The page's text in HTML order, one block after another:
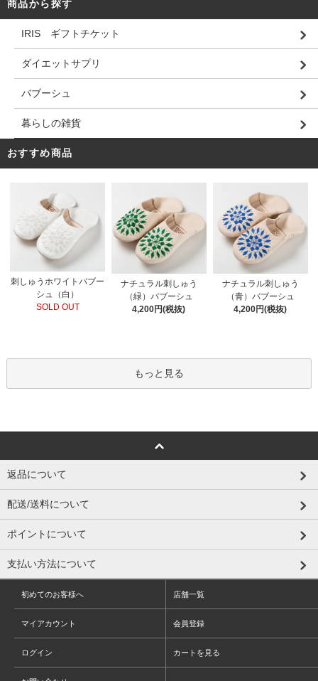
商品から探す
IRIS ギフトチケット
ダイエットサプリ
バブーシュ
暮らしの雑貨
おすすめ商品
刺しゅうホワイトバブー
シュ（白）
SOLD OUT
ナチュラル刺しゅう
（緑）バブーシュ
4,200円(税抜)
ナチュラル刺しゅう
（青）バブーシュ
4,200円(税抜)
もっと見る
返品について
配送/送料について
ポイントについて
支払い方法について
初めてのお客様へ 店舗一覧
マイアカウント 会員登録
ログイン カートを見る